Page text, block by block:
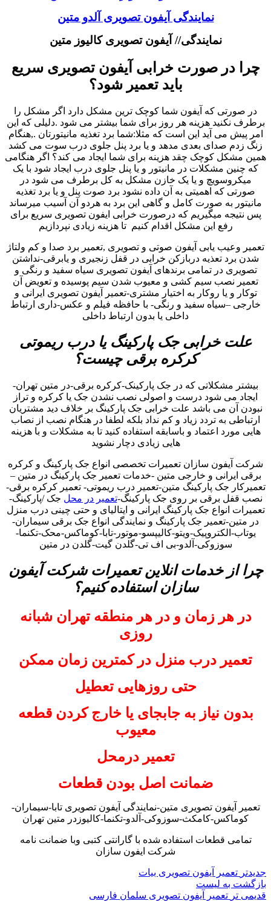
نمایندگی آیفون تصویری آلدو متین
نمایندگی// آیفون تصویری کالیوز متین
چرا در صورت خرابی آیفون تصویری سریع
باید تعمیر شود؟
در صورتی که آیفون شما کوچک ترین مشکل دارد اگر مشکل را
برطرف نکنید هزینه هر روز برای شما بیشتر می شود .دلیلی که این
امر پیش می آید این است که مثلا:شما برد تغذیه مانیتورتان .,هنگام
زنگ زدم صدای بعدی مدهد و یا برد پنل جلوی درب سوت می کشد
همین مشکل کوچک چقد هزینه برای شما ایجاد می کند؟ اگر هنگامی
که چنین مشکلات در مانیتور و یا پنل جلوی درب ایجاد شود با یک
میکروسویچ و یا یک خازن مشکل به کل برطرف می شود در
صورتی که اهمیتی به آن داده نشود برد صوت پنل و یا برد تغذیه
مانیتور به صورت کامل و گاهی این برد به هردو آن آسیب میرساند
پس نتیجه میگیریم که درصورت خرابی ایفون تصویری سریع برای
رفع این مشکل اقدام کنیم تا هزینه زیادی نپردازیم
تعمیر وعیب یابی آیفون صوتی و تصویری ,تعمیر برد صدا و کم ولتاژ
شدن برد تعذیه دربازکن خرابی در قفل زنجیری و یابرقی-نداشتن
تصویری در تمامی برندهای آیفون تصویری سیاه سفید و رنگی و
تعمیر نصب سیم کشی و معیوب شدن سیم پوسیده و تعویض آن
توکار و یا روکار به اختیار مشتری-تعمیر آیفون تصویری ایرانی و
خارجی –سیاه سفید و رنگی- با حافظه فیلم و عکس-داری ارتباط
داخلی یا بدون ارتباط داخلی
علت خرابی جک پارکینگ یا درب ریموتی
کرکره برقی چیست؟
بیشتر مشکلاتی که در جک پارکینک-کرکره برقی-در متین تهران-
ایجاد می شود درست و اصولی نصب نشدن جک یا کرکره و تراز
نبودن آن می باشد علت خرابی جک پارکینگ بر خلاف دید مشتریان
ارتباطی به تردد زیاد و کم نداد بلکه لطفا در هنگام نصب از نصاب
هایی مورد اعتماد و باسابقه استفاده کنید تا به مشکلات و با هزینه
هایی زیادی دچار نشوید
شرکت آیفون سازان تعمیرات تخصصی انواع جک پارکینگ و کرکره
برقی ایرانی و خارجی متین -خدمات تعمیر جک پارکینگ در متین –
تعمیرکار جک پارکینگ متین-تعمیر درب ریموتی- تعمیر کرکره برقی-
نصب قفل برقی بر روی جک پارکینگ-تعمیر در محل جک /پارکینگ-
تعمیرات انواع جک پارکینگ ایرانی و ایتالیای و حتی چینی درب منزل
در متین-تعمیر جک پارکینگ و نمایندگی انواع جک برقی سیماران-
یوتاب-الکتروپیک-ویتو-کالیپسو-موتور-تابا-کوماکس-محک-تکنما-
سوزوکی-آلدو-بی اف تی-گلدن گیت-گلدن در متین
چرا از خدمات انلاین تعمیرات شرکت آیفون
سازان استفاده کنیم؟
در هر زمان و در هر منطقه تهران شبانه
روزی
تعمیر درب منزل در کمترین زمان ممکن
حتی روزهایی تعطیل
بدون نیاز به جابجای یا خارج کردن قطعه
معیوب
تعمیر درمحل
ضمانت اصل بودن قطعات
تعمیر آیفون تصویری متین-نمایندگی آیفون تصویری تابا-سیماران-
کوماکس-کامکث-سوزوکی-آلدو-تکنما-کالیوزدر متین تهران
تمامی قطعات استفاده شده با گارانتی کتبی وبا ضمانت نامه
شرکت ایفون سازان
جدیدتر تعمیر آیفون تصویری بیات
بازگشت به لیست
قدیمی تر تعمیر آیفون تصویری سلمان فارسی